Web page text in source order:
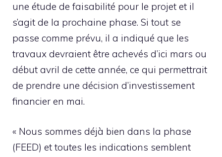
une étude de faisabilité pour le projet et il
s’agit de la prochaine phase. Si tout se
passe comme prévu, il a indiqué que les
travaux devraient être achevés d’ici mars ou
début avril de cette année, ce qui permettrait
de prendre une décision d’investissement
financier en mai.
« Nous sommes déjà bien dans la phase
(FEED) et toutes les indications semblent